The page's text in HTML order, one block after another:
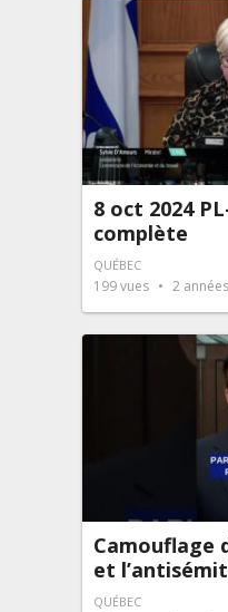
8 oct 2024
complète
QUÉBEC
199vues 2
Camouflage
et
QUÉBEC